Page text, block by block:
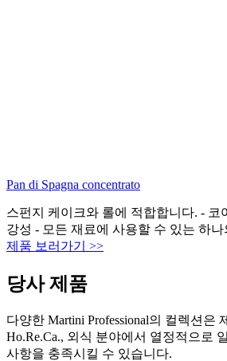
Pan di Spagna concentrato
스펀지 케이크와 롤에 적합합니다. - 코
강성 - 모든 재료에 사용할 수 있는 하
제품 보러가기 >>
당사 제품
다양한 Martini Professional의 컬렉션은
Ho.Re.Ca., 외식 분야에서 열정적으로
사항을 충족시킬 수 있습니다.